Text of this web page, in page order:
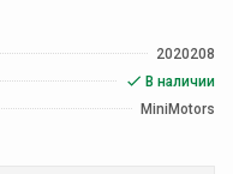
2020208
В наличии
MiniMotors